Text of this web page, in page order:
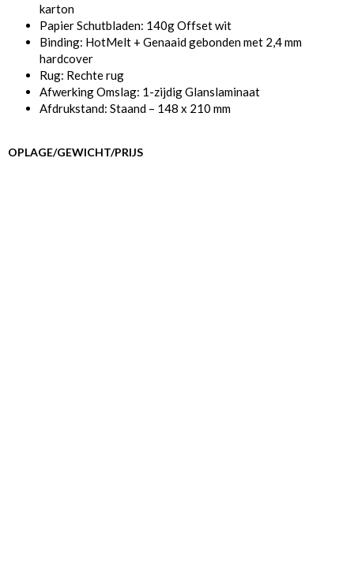
karton
Papier Schutbladen: 140g Offset wit
Binding: HotMelt + Genaaid gebonden met 2,4 mm
hardcover
Rug: Rechte rug
Afwerking Omslag: 1-zijdig Glanslaminaat
Afdrukstand: Staand – 148 x 210 mm
OPLAGE/GEWICHT/PRIJS